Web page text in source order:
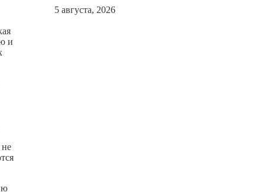
и
5 августа, 2026